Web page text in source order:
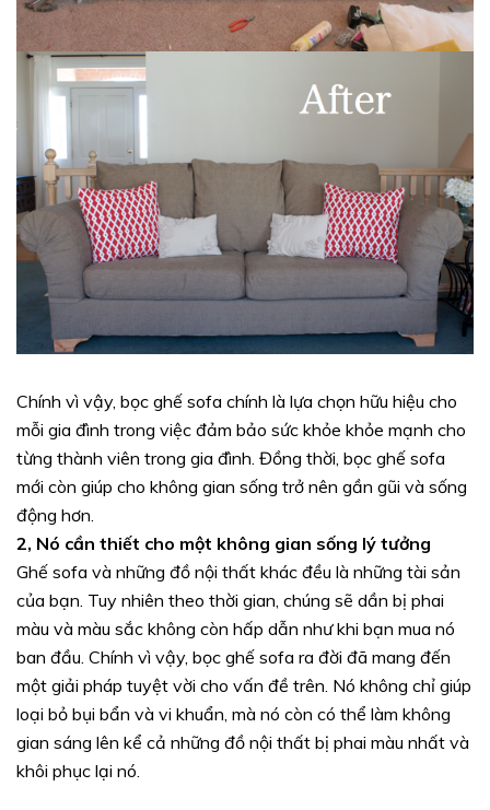
Chính vì vậy, bọc ghế sofa chính là lựa chọn hữu hiệu cho
mỗi gia đình trong việc đảm bảo sức khỏe khỏe mạnh cho
từng thành viên trong gia đình. Đồng thời, bọc ghế sofa
mới còn giúp cho không gian sống trở nên gần gũi và sống
động hơn.
2, Nó cần thiết cho một không gian sống lý tưởng
Ghế sofa và những đồ nội thất khác đều là những tài sản
của bạn. Tuy nhiên theo thời gian, chúng sẽ dần bị phai
màu và màu sắc không còn hấp dẫn như khi bạn mua nó
ban đầu. Chính vì vậy, bọc ghế sofa ra đời đã mang đến
một giải pháp tuyệt vời cho vấn đề trên. Nó không chỉ giúp
loại bỏ bụi bẩn và vi khuẩn, mà nó còn có thể làm không
gian sáng lên kể cả những đồ nội thất bị phai màu nhất và
khôi phục lại nó.